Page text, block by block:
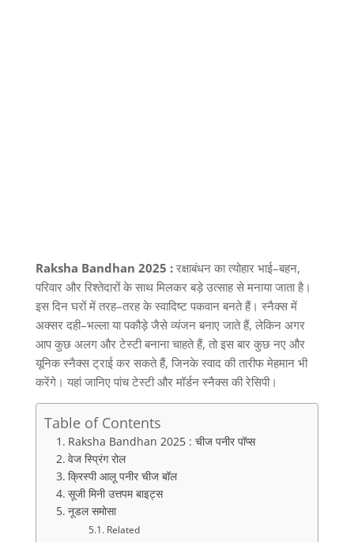
Raksha Bandhan 2025 :रक्षाबंधन का त्योहार भाई–बहन,
परिवार और रिश्तेदारों के साथ मिलकर बड़े उत्साह से मनाया जाता है।
इस दिन घरों में तरह–तरह के स्वादिष्ट पकवान बनते हैं। स्नैक्स में
अक्सर दही–भल्ला या पकौड़े जैसे व्यंजन बनाए जाते हैं, लेकिन अगर
आप कुछ अलग और टेस्टी बनाना चाहते हैं, तो इस बार कुछ नए और
यूनिक स्नैक्स ट्राई कर सकते हैं, जिनके स्वाद की तारीफ मेहमान भी
करेंगे। यहां जानिए पांच टेस्टी और मॉर्डन स्नैक्स की रेसिपी।
Table of Contents
Raksha Bandhan 2025 : चीज पनीर पॉप्स
वेज स्प्रिंग रोल
क्रिस्पी आलू पनीर चीज बॉल
सूजी मिनी उत्तपम बाइट्स
नूडल समोसा
Related